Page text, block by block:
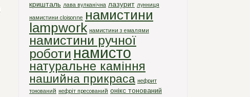
кришталь лава вулканічна лазурит лунниця
намистини cloisonne намистини
lampwork намистини з емалями
намистини ручної
роботинамисто
натуральне каміння
нашийна прикраса нефрит
тонований нефріт пресований онікс тонований